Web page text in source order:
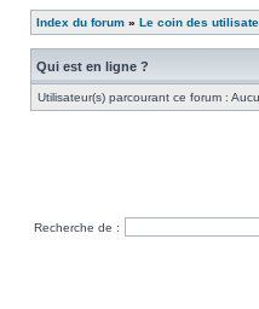
Index du forum » Le coin des
Qui est en ligne ?
Utilisateur(s) parcourant ce forum :
Recherche de :